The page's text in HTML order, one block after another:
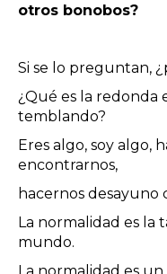
otros bonobos?
Si se lo preguntan,
¿Qué es la redonda
temblando?
Eres algo, soy algo,
encontrarnos,
hacernos desayuno
La normalidad es la
mundo.
La normalidad es